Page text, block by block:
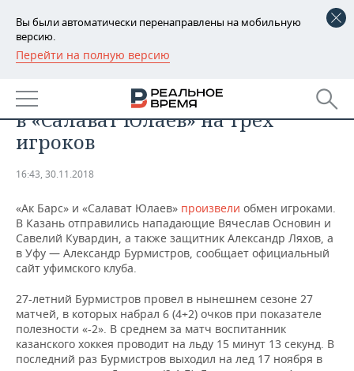
Вы были автоматически перенаправлены на мобильную
версию.
Перейти на полную версию
РЕГИОНЫ
БАШКОРТОСТАН
ТАТАРСТАН
НОВОСТИ
АНАЛИТИКА
ДЕКЛАРАЦИИ О ДОХОДАХ
КОРОЛИ ГОСЗАКАЗА ПФО
ВУЗЫ ТАТАРСТАНА
КОМУ ПРИНАДЛЕЖАТ
ТОРГОВЫЕ ЦЕНТРЫ
ТАТАРСТАНА
НОВОСТИ ЭКОНОМИКИ
ФИНАНСЫ
БАНКИ
БЮДЖЕТ
ИНВЕСТИЦИИ
ПРОМЫШЛЕННОСТЬ
НОВОСТИ
ПРОМЫШЛЕННОСТИ
МАШИНОСТРОЕНИЕ
НЕФТЕХИМИЯ
НЕДВИЖИМОСТЬ
НОВОСТИ НЕДВИЖИМОСТИ
АВТО
НОВОСТИ АВТО
БИЗНЕС
НОВОСТИ БИЗНЕСА
ТЕХНОЛОГИИ
«Ак Барс» обменял Бурмистрова
в «Салават Юлаев» на трех
игроков
16:43, 30.11.2018
«Ак Барс» и «Салават Юлаев» произвели обмен игроками.
В Казань отправились нападающие Вячеслав Основин и
Савелий Кувардин, а также защитник Александр Ляхов, а
в Уфу — Александр Бурмистров, сообщает официальный
сайт уфимского клуба.
27-летний Бурмистров провел в нынешнем сезоне 27
матчей, в которых набрал 6 (4+2) очков при показателе
полезности «-2». В среднем за матч воспитанник
казанского хоккея проводит на льду 15 минут 13 секунд. В
последний раз Бурмистров выходил на лед 17 ноября в